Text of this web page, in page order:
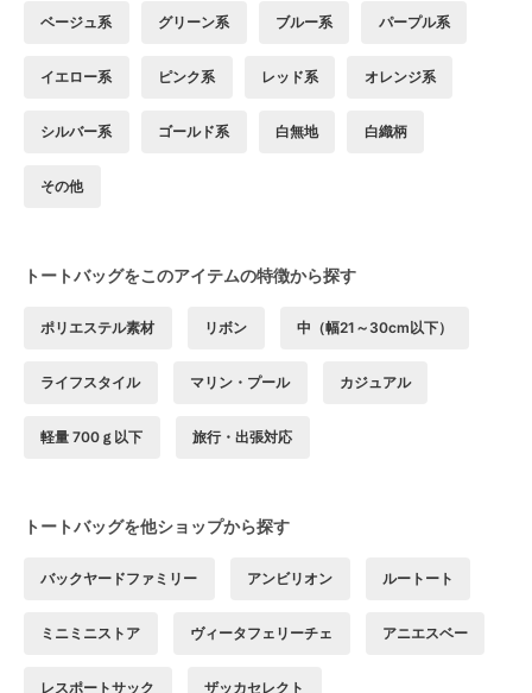
ベージュ系 グリーン系 ブルー系 パープル系
イエロー系 ピンク系 レッド系 オレンジ系
シルバー系 ゴールド系 白無地 白織柄
その他
トートバッグをこのアイテムの特徴から探す
ポリエステル素材 リボン 中（幅21～30cm以下）
ライフスタイル マリン・プール カジュアル
軽量 700ｇ以下 旅行・出張対応
トートバッグを他ショップから探す
バックヤードファミリー アンビリオン ルートート
ミニミニストア ヴィータフェリーチェ アニエスベー
レスポートサック ザッカセレクト